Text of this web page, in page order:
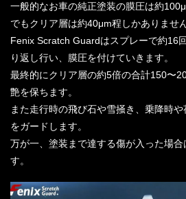
一般的なお車の純正塗装の膜圧は約
でもクリア層は約40μm程しかありません
Fenix Scratch Guardはスプレーで約16
り返し行い、膜圧を付けていきます。
最終的にクリア層の約5倍の合計150〜
艶を保ちます。
また走行時の飛び石や雪掻き、乗降時
をガードします。
万が一、塗装まで達する傷が入った場
す。